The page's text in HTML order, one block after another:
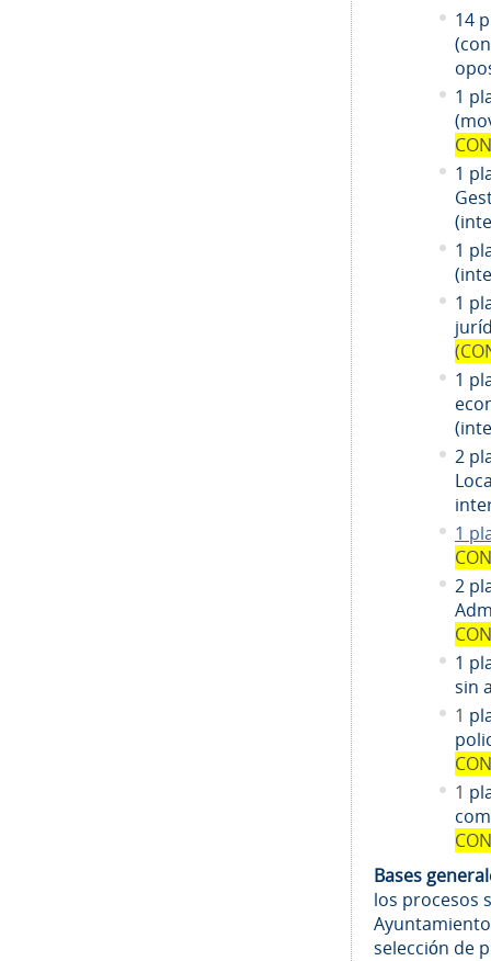
14
1
1
1
1
1
2
1
2
1
sin
1
1
Bases
los procesos
selección de